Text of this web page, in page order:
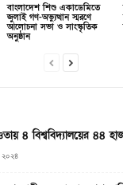
বাংলাদেশ শিশু একাডেমিতে
জুলাই গণ-অভ্যুত্থান স্মরণে
আলোচনা সভা ও সাংস্কৃতিক
অনুষ্ঠান
৪ বিশ্ববিদ্যালয়ের ৪৪
২০২৪